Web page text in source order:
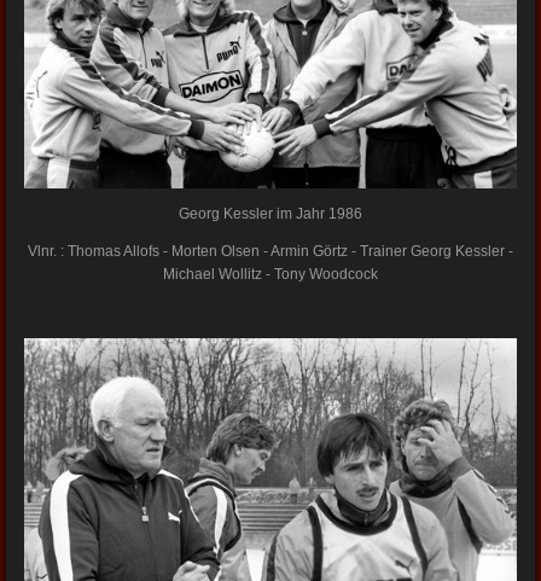
Georg Kessler im Jahr 1986
Vlnr. : Thomas Allofs - Morten Olsen - Armin Görtz - Trainer Georg Kessler -
Michael Wollitz - Tony Woodcock